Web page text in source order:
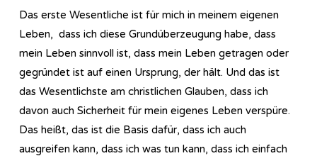
Das erste Wesentliche ist für mich in meinem eigenen
Leben, dass ich diese Grundüberzeugung habe, dass
mein Leben sinnvoll ist, dass mein Leben getragen oder
gegründet ist auf einen Ursprung, der hält. Und das ist
das Wesentlichste am christlichen Glauben, dass ich
davon auch Sicherheit für mein eigenes Leben verspüre.
Das heißt, das ist die Basis dafür, dass ich auch
ausgreifen kann, dass ich was tun kann, dass ich einfach